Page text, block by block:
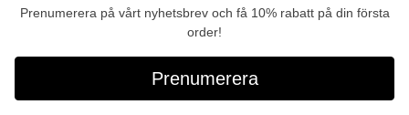
Prenumerera på vårt nyhetsbrev och få 10% rabatt på din första
order!
Prenumerera